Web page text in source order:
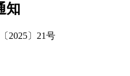
知
2025〕21号